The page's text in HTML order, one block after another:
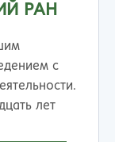
РАН
с
лет